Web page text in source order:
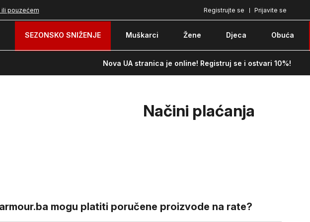
ili pouzećem Pozovite nas na: 051/490-130 Besplatna
Prijavite se
Registrujte se
SEZONSKO SNIŽENJE Muškarci Žene Djeca Obuća
Nova UA stranica je online! Registruj se i ostvari 10%!
Načini plaćanja
mogu platiti poručene proizvode na rate?